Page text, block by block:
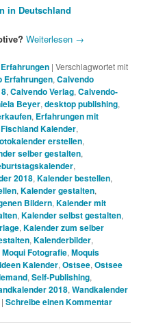
in Deutschland
Weiterlesen →
|Verschlagwortet mit
Erfahrungen,Calvendo
,Calvendo Verlag,Calvendo-
Beyer,desktop publishing,
, Erfahrungen mit
Fischland Kalender,
erstellen,
selber gestalten,
,
2018,Kalender bestellen,
,Kalender gestalten,
Bildern,Kalender mit
,Kalender selbst gestalten,
,Kalender zum selber
,Kalenderbilder,
Moqui Fotografie,Moquis
Kalender,Ostsee,Ostsee
,Self-Publishing,
2018,Wandkalender
|Schreibe einen Kommentar